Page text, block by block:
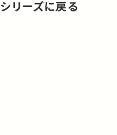
シリーズに戻る